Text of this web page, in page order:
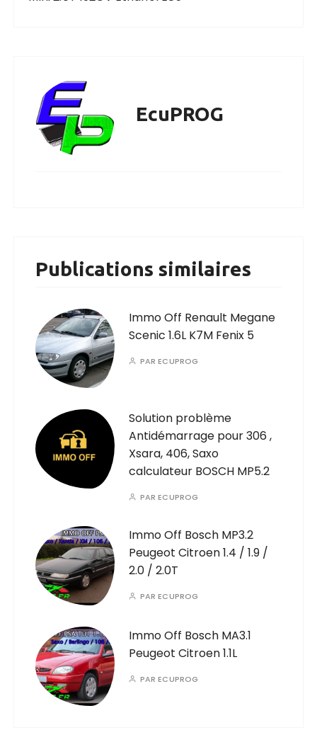
EcuPROG
Publications similaires
Immo Off Renault Megane
Scenic 1.6L K7M Fenix 5
PARECUPROG
Solution problème
Antidémarrage pour 306 ,
Xsara, 406, Saxo
calculateur BOSCH MP5.2
PARECUPROG
Immo Off Bosch MP3.2
Peugeot Citroen 1.4 / 1.9 /
2.0 / 2.0T
PARECUPROG
Immo Off Bosch MA3.1
Peugeot Citroen 1.1L
PARECUPROG